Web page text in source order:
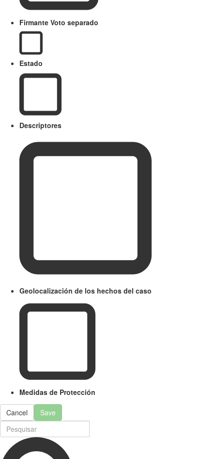
Firmante Voto separado
Estado
Descriptores
Geolocalización de los hechos del caso
Medidas de Protección
Cancel Save